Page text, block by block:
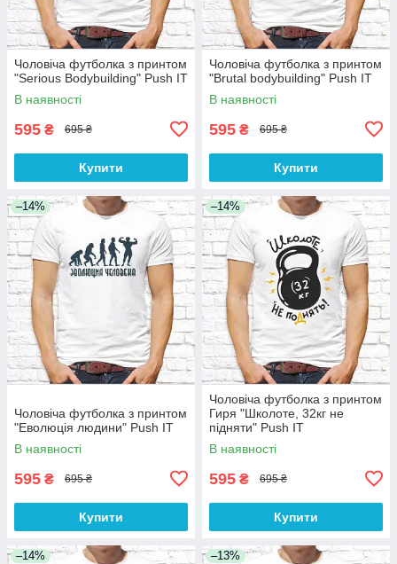
Чоловіча футболка з принтом
"Serious Bodybuilding" Push IT
В наявності
595 ₴ 695 ₴
Купити
Чоловіча футболка з принтом
"Brutal bodybuilding" Push IT
В наявності
595 ₴ 695 ₴
Купити
–14%
Чоловіча футболка з принтом
"Еволюція людини" Push IT
В наявності
595 ₴ 695 ₴
Купити
–14%
Чоловіча футболка з принтом
Гиря "Школоте, 32кг не
підняти" Push IT
В наявності
595 ₴ 695 ₴
Купити
–14% –13%